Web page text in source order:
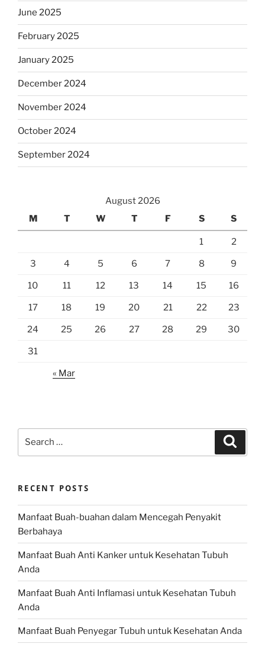
June 2025
February 2025
January 2025
December 2024
November 2024
October 2024
September 2024
August 2026
M
T W T F S S
1 2
3 4 5 6 7 8 9
10 11 12 13 14 15 16
17 18 19 20 21 22 23
24 25 26 27 28 29 30
31
« Mar
RECENT POSTS
Manfaat Buah-buahan dalam Mencegah Penyakit
Berbahaya
Manfaat Buah Anti Kanker untuk Kesehatan Tubuh
Anda
Manfaat Buah Anti Inflamasi untuk Kesehatan Tubuh
Anda
Manfaat Buah Penyegar Tubuh untuk Kesehatan Anda